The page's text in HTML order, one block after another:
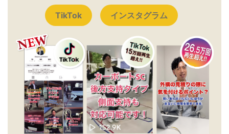
TikTok インスタグラム